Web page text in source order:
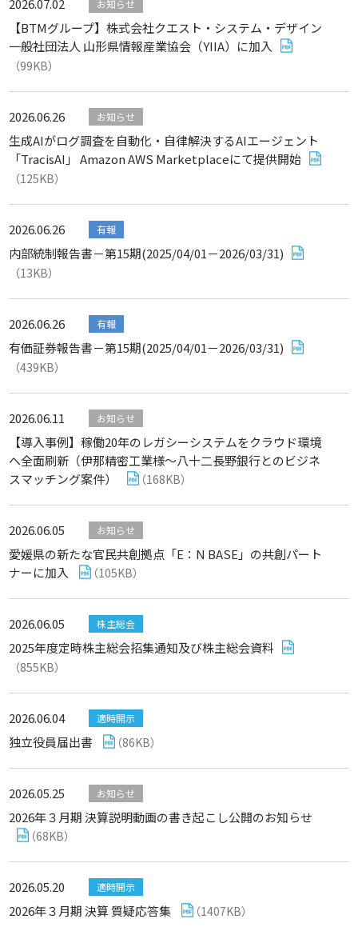
2026.07.02 お知らせ
【BTMグループ】株式会社クエスト・システム・デザイン
一般社団法人 山形県情報産業協会（YIIA）に加入
（99KB）
2026.06.26 お知らせ
生成AIがログ調査を自動化・自律解決するAIエージェント
「TracisAI」 Amazon AWS Marketplaceにて提供開始
（125KB）
2026.06.26 有報
内部統制報告書－第15期(2025/04/01－2026/03/31)
（13KB）
2026.06.26 有報
有価証券報告書－第15期(2025/04/01－2026/03/31)
（439KB）
2026.06.11 お知らせ
【導入事例】稼働20年のレガシーシステムをクラウド環境
へ全面刷新（伊那精密工業様～八十二長野銀行とのビジネ
スマッチング案件）
（168KB）
2026.06.05 お知らせ
愛媛県の新たな官民共創拠点「E：N BASE」の共創パート
ナーに加入
（105KB）
2026.06.05 株主総会
2025年度定時株主総会招集通知及び株主総会資料
（855KB）
2026.06.04 適時開示
独立役員届出書 （86KB）
2026.05.25 お知らせ
2026年３月期 決算説明動画の書き起こし公開のお知らせ
（68KB）
2026.05.20 適時開示
2026年３月期 決算 質疑応答集 （1407KB）